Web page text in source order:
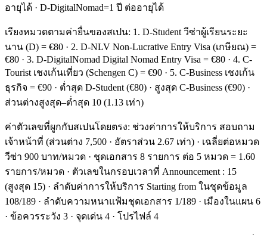
อายุได้ · D-DigitalNomad=1 ปี ต่ออายุได้
เรียงหมวดตามค่ายื่นของสเปน: 1. D-Student วีซ่าผู้เรียนระยะ
นาน (D) = €80 · 2. D-NLV Non-Lucrative Entry Visa (เกษียณ) =
€80 · 3. D-DigitalNomad Digital Nomad Entry Visa = €80 · 4. C-
Tourist เชงเก้นเที่ยว (Schengen C) = €90 · 5. C-Business เชงเก้น
ธุรกิจ = €90 · ต่ำสุด D-Student (€80) · สูงสุด C-Business (€90) ·
ส่วนต่างสูงสุด–ต่ำสุด 10 (1.13 เท่า)
ค่าตัวเลขที่ผูกกับสเปนโดยตรง: ช่วงค่าการให้บริการ สอบถาม
เจ้าหน้าที่ (ส่วนต่าง 7,500 · อัตราส่วน 2.67 เท่า) · เฉลี่ยต่อหมวด
วีซ่า 900 บาท/หมวด · ชุดเอกสาร 8 รายการ ต่อ 5 หมวด = 1.60
รายการ/หมวด · ตัวเลขในกรอบเวลาที่ Announcement : 15
(สูงสุด 15) · ลำดับค่าการให้บริการ Starting from ในชุดข้อมูล
108/189 · ลำดับความหนาแฟ้มชุดเอกสาร 1/189 · เมืองในแผน 6
· ข้อควรระวัง 3 · จุดเด่น 4 · โปรไฟล์ 4